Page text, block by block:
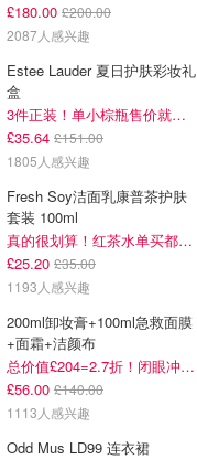
£180.00 £200.00
2087人感兴趣
Estee Lauder 夏日护肤彩妆礼
盒
3件正装！单小棕瓶售价就要£65！
£35.64 £151.00
1805人感兴趣
Fresh Soy洁面乳康普茶护肤
套装 100ml
真的很划算！红茶水单买都要£35！
£25.20 £35.00
1193人感兴趣
200ml卸妆膏+100ml急救面膜
+面霜+洁颜布
总价值£204=2.7折！闭眼冲这套！
£56.00 £140.00
1113人感兴趣
Odd Mus LD99 连衣裙